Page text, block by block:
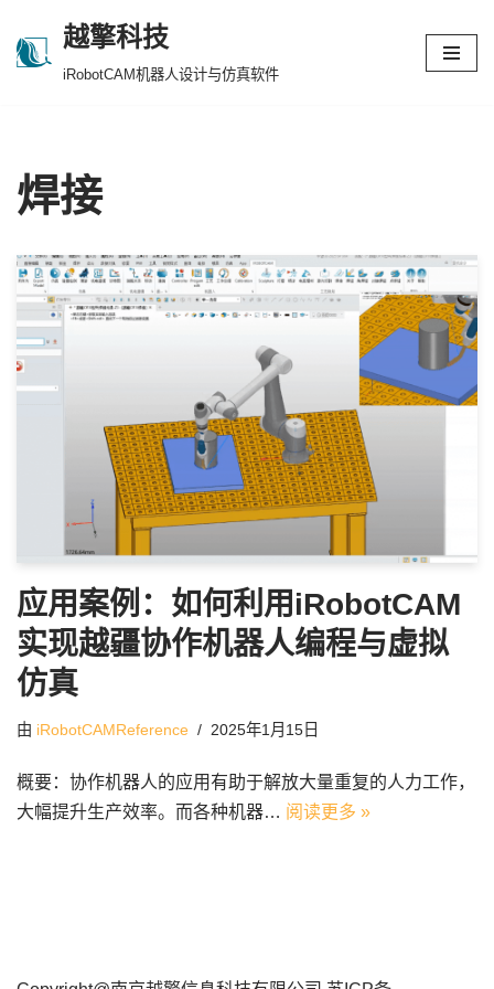
跳
越擎科技
iRobotCAM机器人设计与仿真软件
焊接
应用案例：如何利用iRobotCAM
实现越疆协作机器人编程与虚拟
仿真
由 iRobotCAMReference 2025年1月15日
概要：协作机器人的应用有助于解放大量重复的人力工作，
大幅提升生产效率。而各种机器… 阅读更多 »